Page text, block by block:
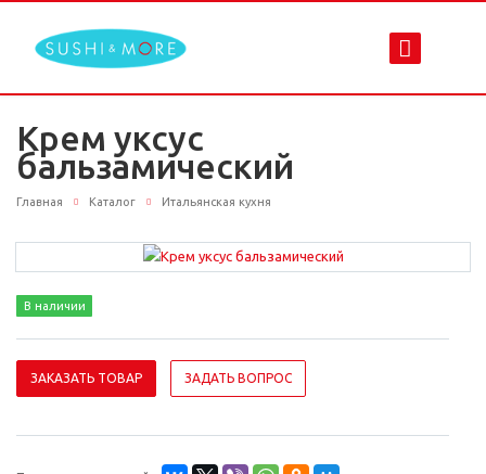
Крем уксус
бальзамический
Главная Каталог Итальянская кухня
В наличии
ЗАКАЗАТЬ ТОВАР ЗАДАТЬ ВОПРОС